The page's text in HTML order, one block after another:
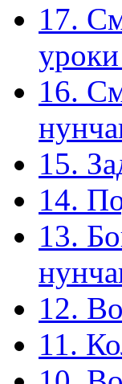
17.
16.
15.
14.
13.
12.
11.